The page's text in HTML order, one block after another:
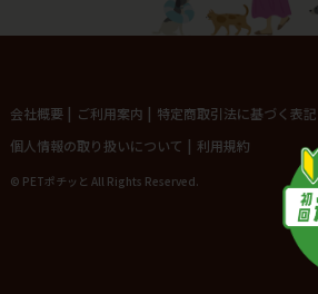
会社概要 | ご利用案内 | 特定商取引法に基づく表記
個人情報の取り扱いについて | 利用規約
© PETポチッと All Rights Reserved.